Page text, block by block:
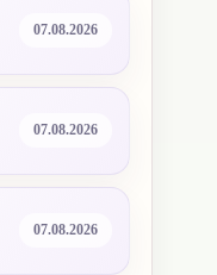
07.08.2026
07.08.2026
07.08.2026